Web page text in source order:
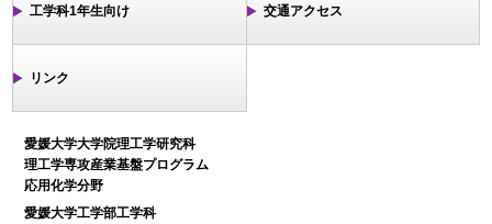
工学科1年生向け 交通アクセス
リンク
愛媛大学大学院理工学研究科
理工学専攻産業基盤プログラム
応用化学分野
愛媛大学工学部工学科